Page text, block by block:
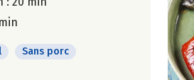
Sans porc